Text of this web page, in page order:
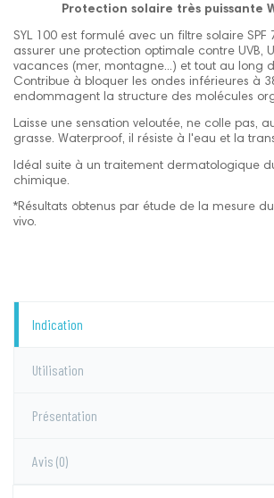
Protection solaire très puissante
SYL 100 est formulé avec un filtre solaire SPF
assurer une protection optimale contre UVB,
vacances (mer, montagne...) et tout au long
Contribue à bloquer les ondes inférieures à
endommagent la structure des molécules
Laisse une sensation veloutée, ne colle pas,
grasse. Waterproof, il résiste à l'eau et la
Idéal suite à un traitement dermatologique
chimique.
*Résultats obtenus par étude de la mesure
vivo.
Indication
Utilisation
Présentation
Avis (0)